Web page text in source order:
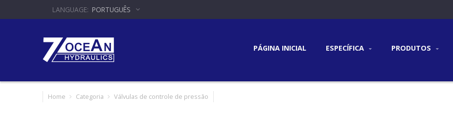
PORTUGUÊS
PÁGINA INICIAL ESPECÍFICA PRODUTOS
Home Categoria Válvulas de controle de pressão